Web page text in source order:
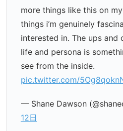
more things like this on
things i’m genuinely
interested in. The ups and
life and persona is
see from the inside.
pic.twitter.com/
— Shane Dawson
12日